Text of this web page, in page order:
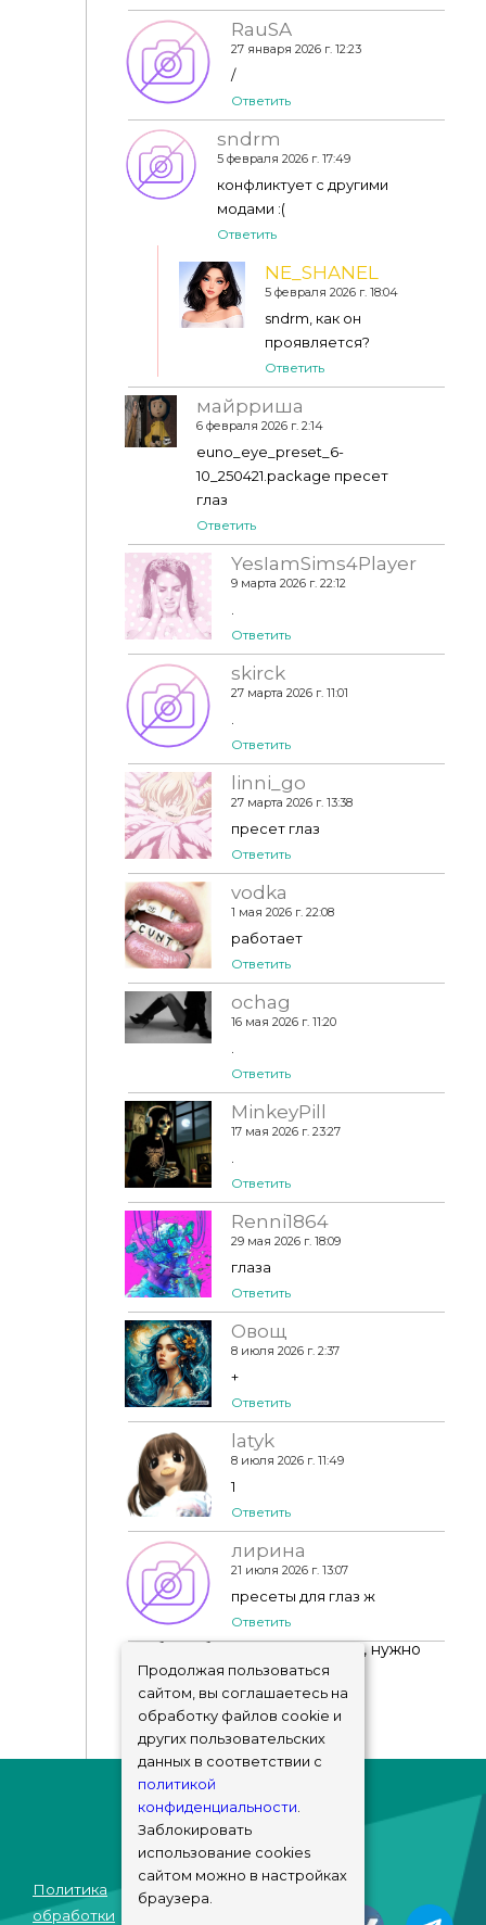
RauSA
27 января 2026 г. 12:23
/
Ответить
sndrm
5 февраля 2026 г. 17:49
конфликтует с другими
модами :(
Ответить
NE_SHANEL
5 февраля 2026 г. 18:04
sndrm, как он
проявляется?
Ответить
майрриша
6 февраля 2026 г. 2:14
euno_eye_preset_6-
10_250421.package пресет
глаз
Ответить
YesIamSims4Player
9 марта 2026 г. 22:12
Ответить
skirck
27 марта 2026 г. 11:01
Ответить
linni_go
27 марта 2026 г. 13:38
пресет глаз
Ответить
vodka
1 мая 2026 г. 22:08
работает
Ответить
ochag
16 мая 2026 г. 11:20
Ответить
MinkeyPill
17 мая 2026 г. 23:27
Ответить
Renni1864
29 мая 2026 г. 18:09
глаза
Ответить
Овощ
8 июля 2026 г. 2:37
+
Ответить
latyk
8 июля 2026 г. 11:49
1
Ответить
лирина
21 июля 2026 г. 13:07
пресеты для глаз ж
Ответить
Чтобы добавить комментарий, нужно
авторизоваться!
Политика
обработки
© sims-market
Продолжая пользоваться
сайтом, вы соглашаетесь на
обработку файлов cookie и
других пользовательских
данных в соответствии с
политикой
конфиденциальности.
Заблокировать
использование cookies
сайтом можно в настройках
браузера.